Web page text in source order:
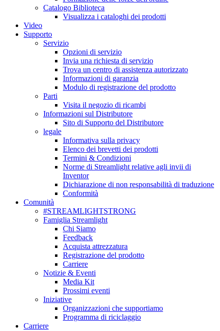
Catalogo Biblioteca
Visualizza i cataloghi dei prodotti
Video
Supporto
Servizio
Opzioni di servizio
Invia una richiesta di servizio
Trova un centro di assistenza autorizzato
Informazioni di garanzia
Modulo di registrazione del prodotto
Parti
Visita il negozio di ricambi
Informazioni sul Distributore
Sito di Supporto del Distributore
legale
Informativa sulla privacy
Elenco dei brevetti dei prodotti
Termini & Condizioni
Norme di Streamlight relative agli invii di
Inventor
Dichiarazione di non responsabilità di traduzione
Conformità
Comunità
#STREAMLIGHTSTRONG
Famiglia Streamlight
Chi Siamo
Feedback
Acquista attrezzatura
Registrazione del prodotto
Carriere
Notizie & Eventi
Media Kit
Prossimi eventi
Iniziative
Organizzazioni che supportiamo
Programma di riciclaggio
Carriere